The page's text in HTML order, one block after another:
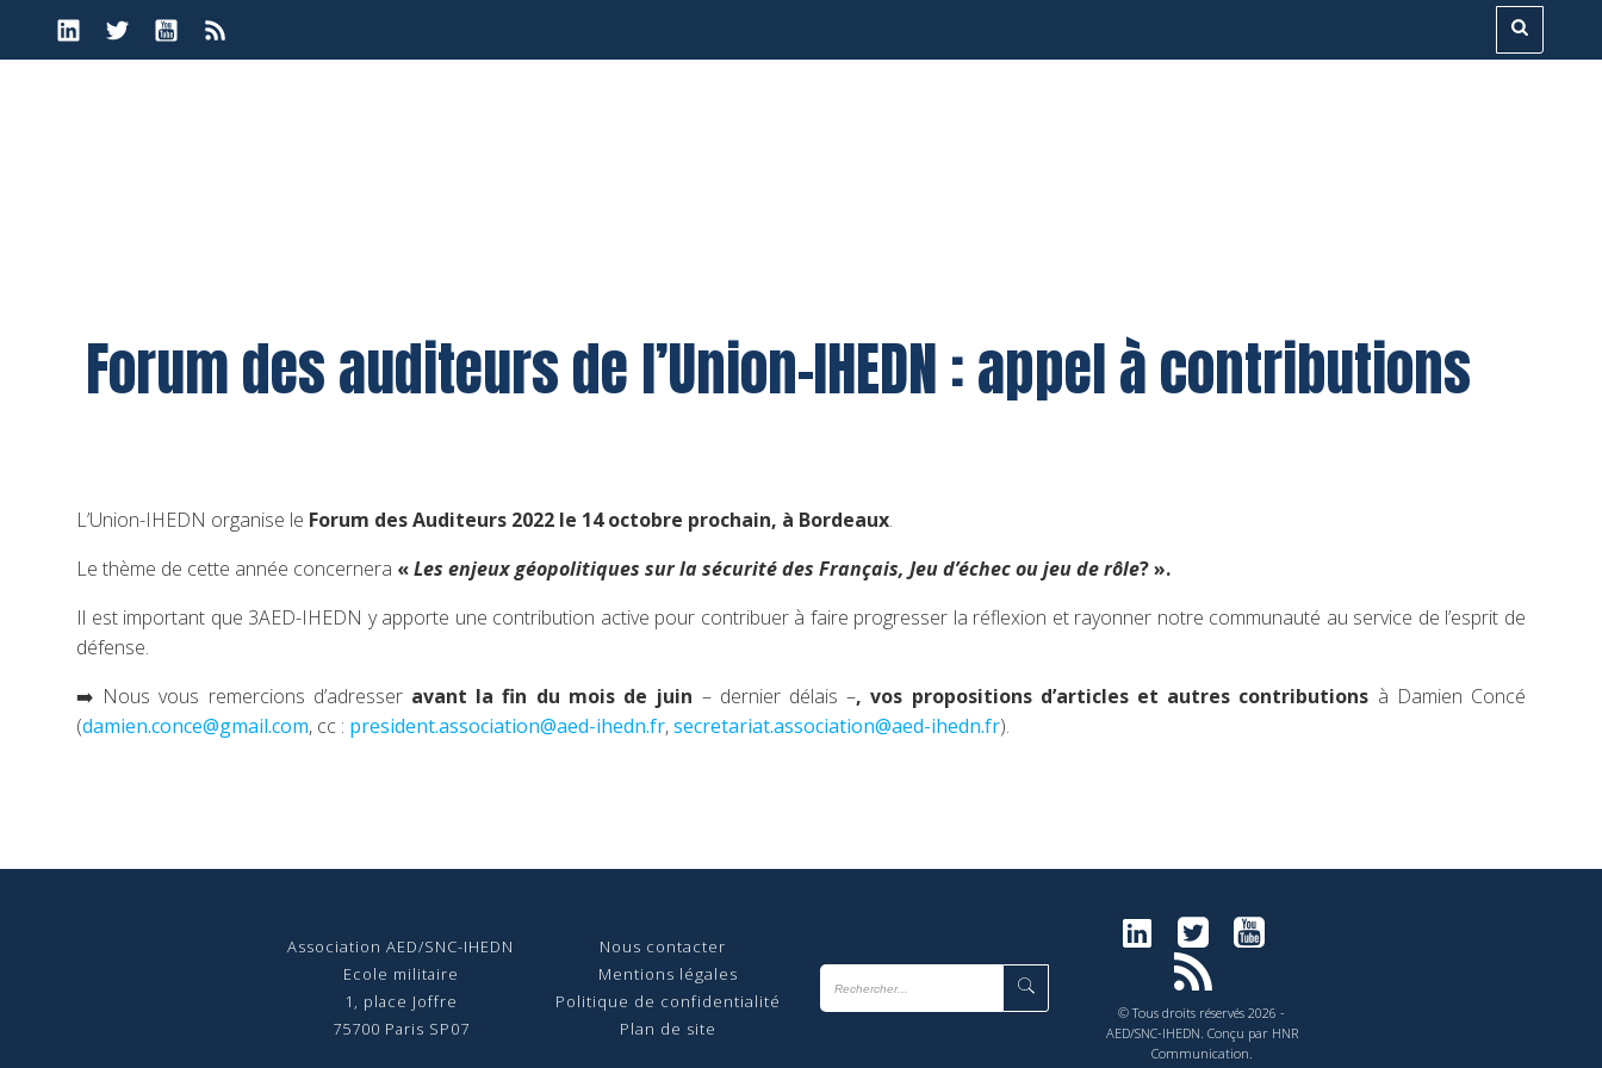
Forum des auditeurs de l’Union-IHEDN : appel à contributions
L’Union-IHEDN organise le Forum des Auditeurs 2022 le 14 octobre prochain, à Bordeaux.
Le thème de cette année concernera «Les enjeux géopolitiques sur la sécurité des Français, Jeu d’échec ou jeu de rôle? ».
Il est important que 3AED-IHEDN y apporte une contribution active pour contribuer à faire progresser la réflexion et rayonner notre communauté au service de l’esprit de
défense.
➡️ Nous vous remercions d’adresser avant la fin du mois de juin – dernier délais –, vos propositions d’articles et autres contributions à Damien Concé
(damien.conce@gmail.com, cc : president.association@aed-ihedn.fr,secretariat.association@aed-ihedn.fr).
Association AED/SNC-IHEDN
Ecole militaire
1, place Joffre
75700 Paris SP07
Nous contacter
Mentions légales
Politique de confidentialité
Plan de site
© Tous droits réservés 2026 -
AED/SNC-IHEDN. Conçu par HNR
Communication.